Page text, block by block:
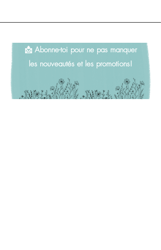
📩 Abonne-toi pour ne pas manquer
les nouveautés et les promotions!